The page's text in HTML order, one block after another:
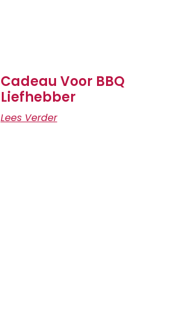
Cadeau Voor BBQ
Liefhebber
Lees Verder